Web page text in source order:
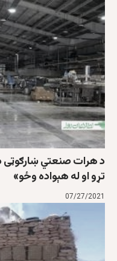
د هرات صنعتي ښارګوټی
تړو او له هېواده وځو»
07/27/2021